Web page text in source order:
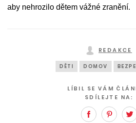
aby nehrozilo dětem vážné zranění.
REDAKCE
DĚTI DOMOV
LÍBIL SE VÁM
SDÍLEJTE NA: